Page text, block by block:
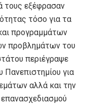
τους εξέφρασαν
τόσο για τα
προγραμμάτων
προβλημάτων του
περιέγραψε
Πανεπιστημίου για
αλλά και την